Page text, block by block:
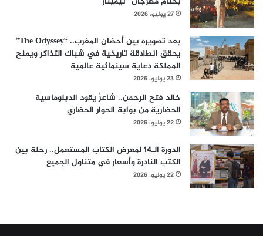
27 يوليو، 2026
بعد تصويره بين أحضان المغرب.. “The Odyssey”
يحقق انطلاقة تاريخية في شباك التذاكر ويمنح
المملكة دعاية سينمائية عالمية
23 يوليو، 2026
خالد فتح الرحمن.. شاعرٌ يقود الدبلوماسية
الحضارية من بوابة الحوار الحضاري
22 يوليو، 2026
الدورة الـ14 لمعرض الكتاب المستعمل.. رحلة بين
الكتب النادرة وأسعار في متناول الجميع
22 يوليو، 2026